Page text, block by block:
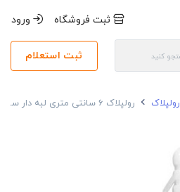
ثبت فروشگاه ورود
ثبت استعلام
رولپلاک رولپلاک 6 سانتی متری لبه دار سفید کاسپین 40 عددی